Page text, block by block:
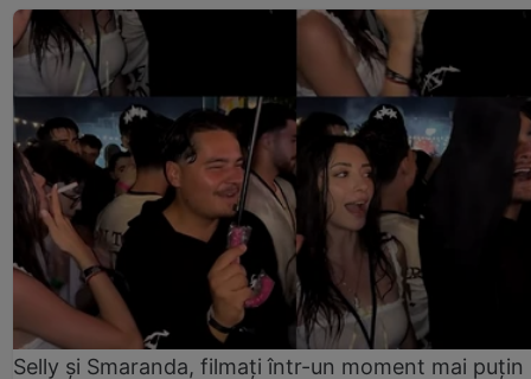
Selly și Smaranda, filmați într-un moment mai puțin